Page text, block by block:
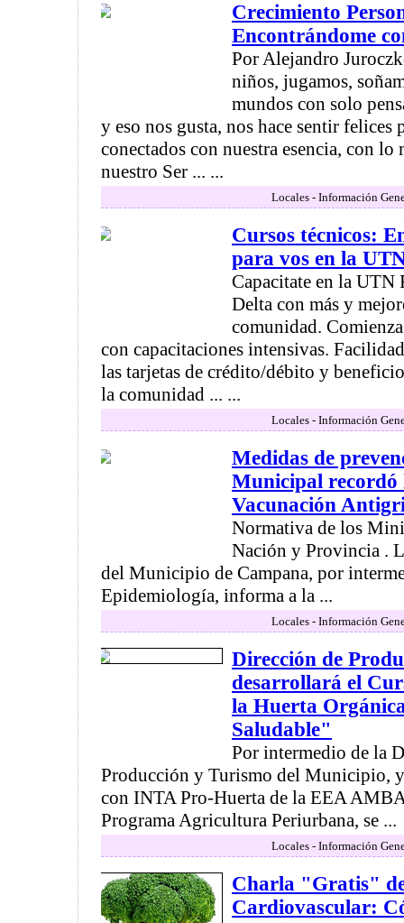
Crecimiento
Encontrándome
Por Alejandro
niños, jugamos,
mundos con solo
y eso nos gusta, nos hace sentir felices
conectados con nuestra esencia, con lo
nuestro Ser ... ...
Locales - Información
Cursos técnicos:
para vos en la
Capacitate en la UTN
Delta con más y
comunidad.
con capacitaciones intensivas.
las tarjetas de crédito/débito y
la comunidad ... ...
Locales - Información
Medidas de
Municipal recordó
Vacunación
Normativa de los
Nación y Provincia .
del Municipio de Campana, por
Epidemiología, informa a la ...
Locales - Información
Dirección de
desarrollará el
la Huerta
Saludable"
Por intermedio de la
Producción y Turismo del Municipio,
con INTA Pro-Huerta de la EEA
Programa Agricultura Periurbana, se ...
Locales - Información
Charla "Gratis"
Cardiovascular: